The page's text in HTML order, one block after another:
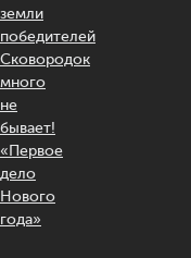
земли
победителей
Сковородок
много
не
бывает!
«Первое
дело
Нового
года»